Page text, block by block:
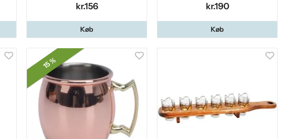
kr.156
Køb
kr.190
Køb
15 %